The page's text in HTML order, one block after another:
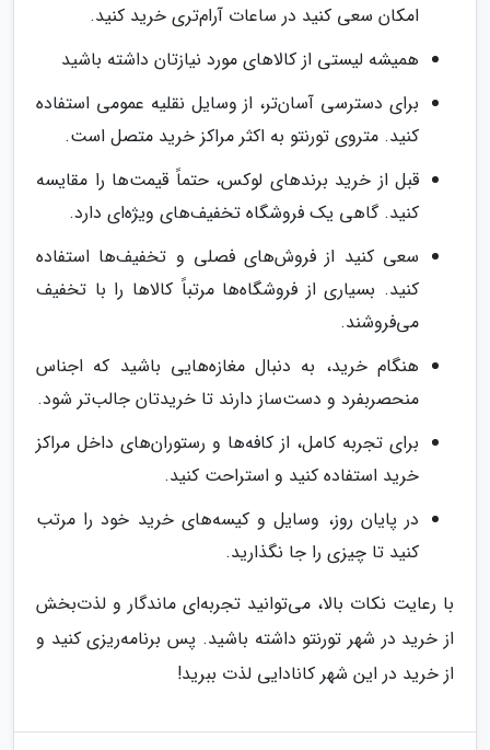
امکان سعی کنید در ساعات آرام‌تری خرید کنید.
همیشه لیستی از کالاهای مورد نیازتان داشته باشید
برای دسترسی آسان‌تر، از وسایل نقلیه عمومی استفاده
کنید. متروی تورنتو به اکثر مراکز خرید متصل است.
قبل از خرید برندهای لوکس، حتماً قیمت‌ها را مقایسه
کنید. گاهی یک فروشگاه تخفیف‌های ویژه‌ای دارد.
سعی کنید از فروش‌های فصلی و تخفیف‌ها استفاده
کنید. بسیاری از فروشگاه‌ها مرتباً کالاها را با تخفیف
می‌فروشند.
هنگام خرید، به دنبال مغازه‌هایی باشید که اجناس
منحصربفرد و دست‌ساز دارند تا خریدتان جالب‌تر شود.
برای تجربه کامل، از کافه‌ها و رستوران‌های داخل مراکز
خرید استفاده کنید و استراحت کنید.
در پایان روز، وسایل و کیسه‌های خرید خود را مرتب
کنید تا چیزی را جا نگذارید.
با رعایت نکات بالا، می‌توانید تجربه‌ای ماندگار و لذت‌بخش
از خرید در شهر تورنتو داشته باشید. پس برنامه‌ریزی کنید و
از خرید در این شهر کانادایی لذت ببرید!